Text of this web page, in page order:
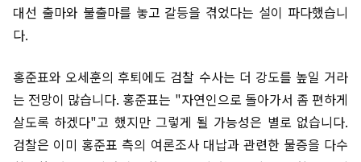
대선 출마와 불출마를 놓고 갈등을 겪었다는 설이 파다했습니
다.
홍준표와 오세훈의 후퇴에도 검찰 수사는 더 강도를 높일 거라
는 전망이 많습니다. 홍준표는 "자연인으로 돌아가서 좀 편하게
살도록 하겠다"고 했지만 그렇게 될 가능성은 별로 없습니다.
검찰은 이미 홍준표 측의 여론조사 대납과 관련한 물증을 다수